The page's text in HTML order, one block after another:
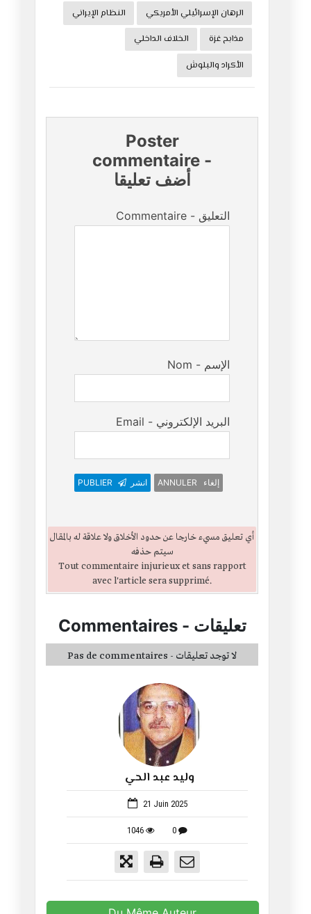
وليد عبد الحي
21 Juin 2025
1046 0
الرهان الإسرائيلي الأمريكي
النظام الإيراني
مذابح غزة
الخلاف الداخلي
الأكراد والبلوش
Poster
commentaire -
أضف تعليقا
Commentaire - التعليق
Nom - الإسم
Email - البريد الإلكتروني
PUBLIER انشر ANNULER إلغاء
أي تعليق مسيء خارجا عن حدود الأخلاق ولا علاقة له بالمقال
سيتم حذفه
Tout commentaire injurieux et sans rapport
avec l'article sera supprimé.
Commentaires- تعليقات
Pas de commentaires - لا توجد تعليقات